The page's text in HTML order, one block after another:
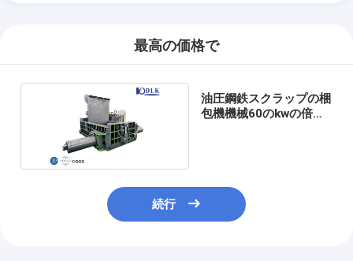
最高の価格で
油圧鋼鉄スクラップの梱
包機機械60のkwの倍の
続行